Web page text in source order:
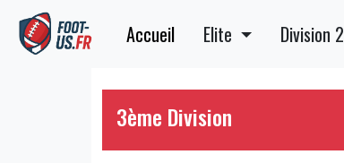
Accueil Elite Division 2
3ème Division